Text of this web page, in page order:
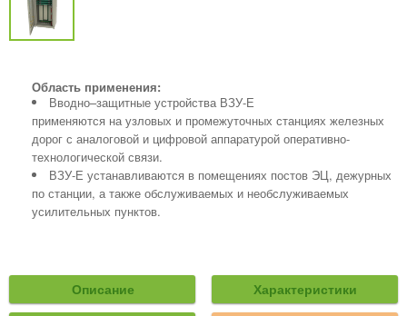
Область применения:
Вводно–защитные устройства ВЗУ-Е
применяются на узловых и промежуточных станциях железных
дорог с аналоговой и цифровой аппаратурой оперативно-
технологической связи.
ВЗУ-Е устанавливаются в помещениях постов ЭЦ, дежурных
по станции, а также обслуживаемых и необслуживаемых
усилительных пунктов.
Описание Характеристики